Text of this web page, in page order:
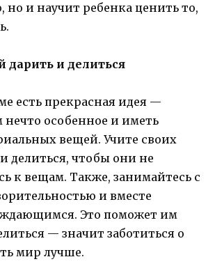
но и научит ребенка ценить то,
дарить и делиться
есть прекрасная идея —
особенное и иметь
вещей. Учите своих
делиться, чтобы они не
к вещам. Также, занимайтесь с
и вместе
Это поможет им
— значит заботиться о
мир лучше.